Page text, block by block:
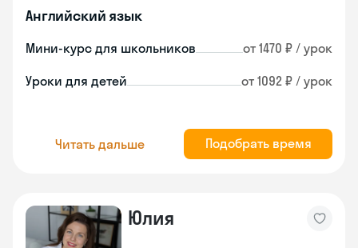
Английский язык
Мини-курс для школьников от 1470 ₽ / урок
Уроки для детей от 1092 ₽ / урок
Читать дальше Подобрать время
Юлия